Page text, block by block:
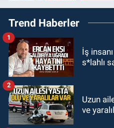
21:50Yoldan çıktı karşı şeride
fırladı:
21:38Ercüment Ünal'dan acık
haber
21:12Yönetim kulübü önce borç
Trend Haberler
İş
s*lahlı
1
Uzun
ve
2